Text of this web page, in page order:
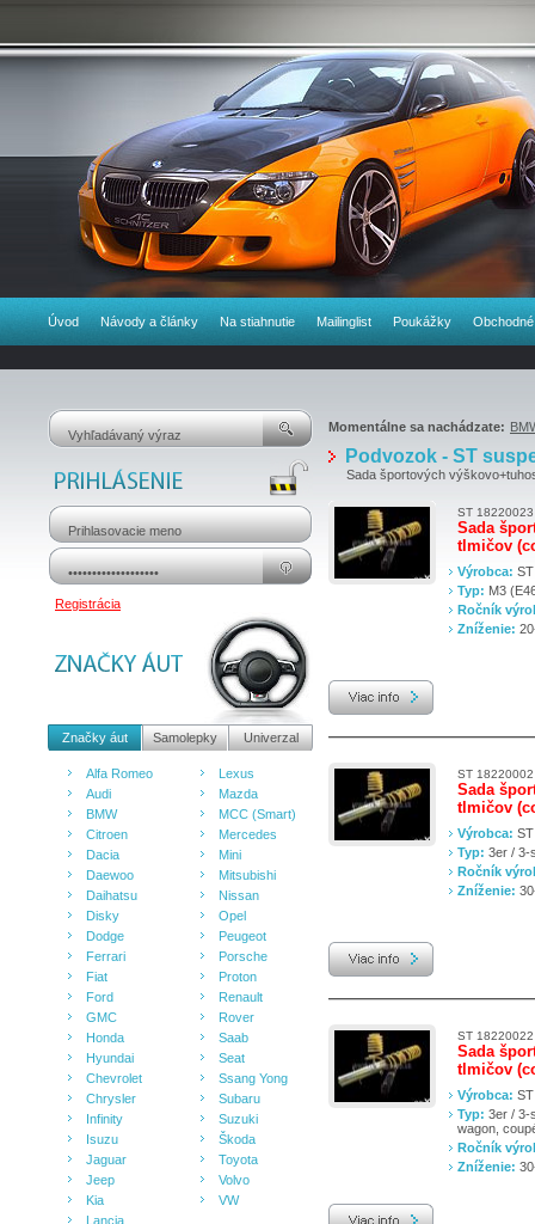
Úvod Návody a články Na stiahnutie Mailinglist Poukážky
Registrácia
Značky áut Samolepky Univerzal
Alfa Romeo
Audi
BMW
Citroen
Dacia
Daewoo
Daihatsu
Disky
Dodge
Ferrari
Fiat
Ford
GMC
Honda
Hyundai
Chevrolet
Chrysler
Infinity
Isuzu
Jaguar
Jeep
Kia
Lancia
Lexus
Mazda
MCC (Smart)
Mercedes
Mini
Mitsubishi
Nissan
Opel
Peugeot
Porsche
Proton
Renault
Rover
Saab
Seat
Ssang Yong
Subaru
Suzuki
Škoda
Toyota
Volvo
VW
Momentálne sa nachádzate:
Podvozok - ST
Sada športových
ST 18220023
Sada
tlmičov
Výrobca:
Typ: M3
Ročník
Zníženie:
ST 18220002
Sada
tlmičov
Výrobca:
Typ: 3er / 3-
Ročník
Zníženie:
ST 18220022
Sada
tlmičov
Výrobca:
Typ: 3er / 3-
wagon,
Ročník
Zníženie: